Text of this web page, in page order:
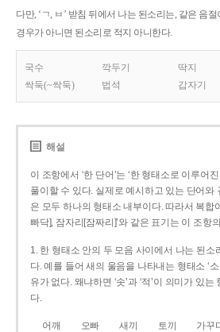
다만, ‘ㄱ, ㅂ’ 받침 뒤에서 나는 된소리는, 같은 음
경우가 아니면 된소리로 적지 아니한다.
국수 깍두기 딱지
싹둑(~싹둑)
법석 갑자기
해설
이 조항에서 ‘한 단어’는 ‘한 형태소로 이루어
풀이할 수 있다. 실제로 예시하고 있는 단어와
은 모두 하나의 형태소 내부이다. 따라서 복합
빠닥], 잠자리[잠짜리]’와 같은 표기는 이 조항
1. 한 형태소 안의 두 모음 사이에서 나는 된소
다. 예를 들어 새의 울음을 나타내는 형태소 ‘소
유가 없다. 왜냐하면 ‘솟’과 ‘적’이 의미가 있는
다.
어깨 오빠 새끼 토끼 가꾸